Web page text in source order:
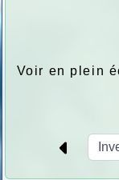
Voir en plein